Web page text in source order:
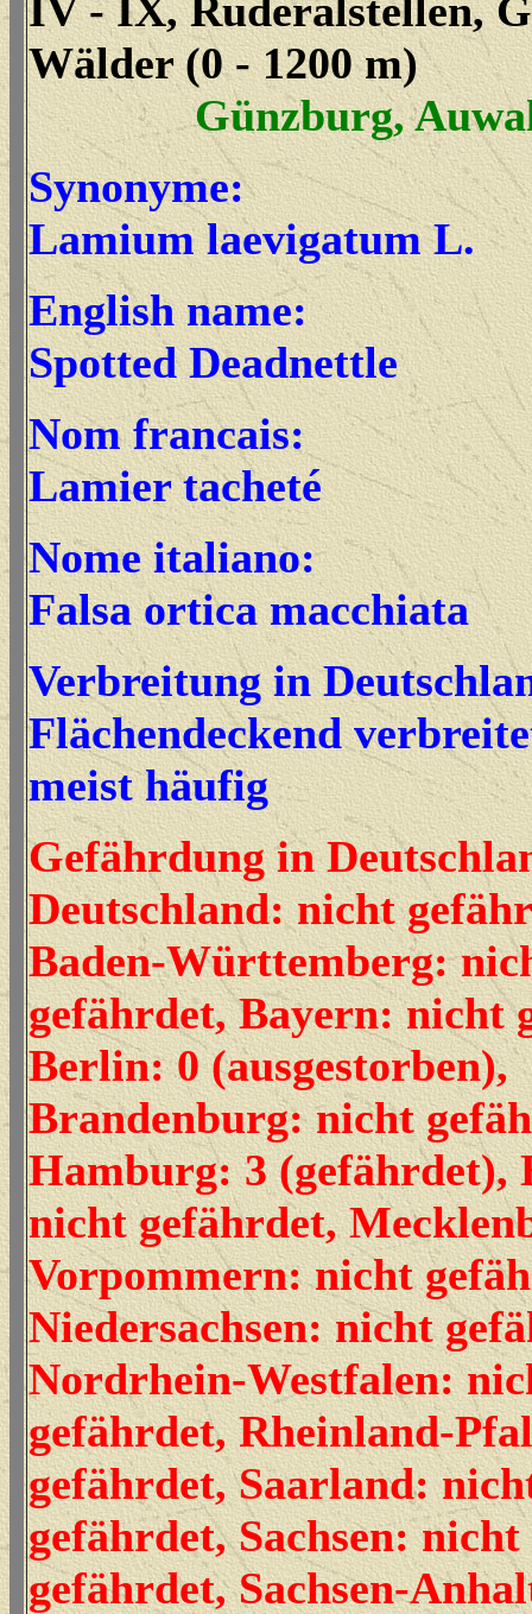
IV - IX, Ruderalstellen,
Wälder (0 - 1200 m)
Günzburg,
Synonyme:
Lamium laevigatum L.
English name:
Spotted Deadnettle
Nom francais:
Lamier tacheté
Nome italiano:
Falsa ortica macchiata
Verbreitung in
Flächendeckend
meist häufig
Gefährdung in
Deutschland: nicht
Baden-Württemberg:
gefährdet, Bayern: nicht
Berlin: 0 (ausgestorben),
Brandenburg: nicht
Hamburg: 3 (gefährdet),
nicht gefährdet,
Vorpommern: nicht
Niedersachsen: nicht
Nordrhein-Westfalen:
gefährdet, Rheinland-
gefährdet, Saarland:
gefährdet, Sachsen: nicht
gefährdet, Sachsen-